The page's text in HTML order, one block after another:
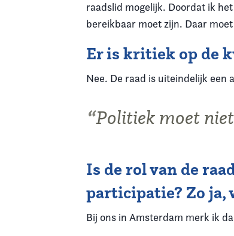
raadslid mogelijk. Doordat ik
bereikbaar moet zijn. Daar
Er is kritiek op de
Nee. De raad is uiteindelijk een
Politiek moet
Is de rol van de
participatie? Zo ja,
Bij ons in Amsterdam merk ik